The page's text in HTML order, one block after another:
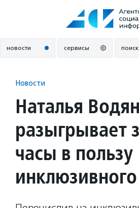
новости сервисы поиск
Новости
Наталья
разыгрывает
часы в пользу